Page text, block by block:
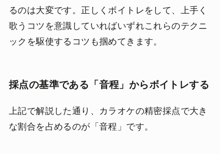
るのは大変です。正しくボイトレをして、上手く
歌うコツを意識していればいずれこれらのテクニ
ックを駆使するコツも掴めてきます。
採点の基準である「音程」からボイトレする
上記で解説した通り、カラオケの精密採点で大き
な割合を占めるのが「音程」です。